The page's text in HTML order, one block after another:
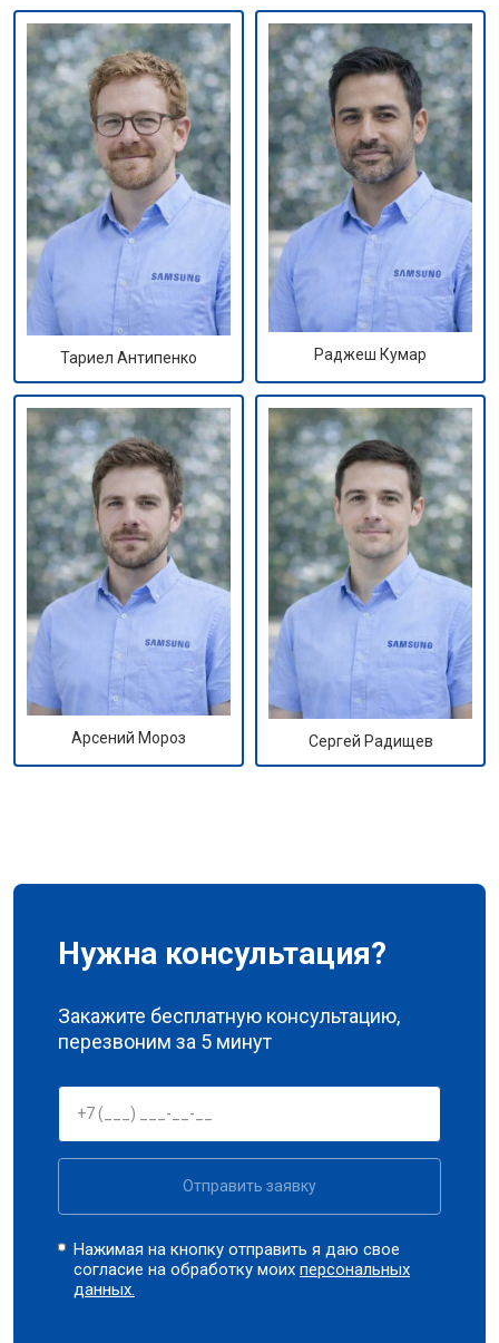
Тариел Антипенко Раджеш Кумар
Арсений Мороз Сергей Радищев
Нужна консультация?
Закажите бесплатную консультацию,
перезвоним за 5 минут
Отправить заявку
Нажимая на кнопку отправить я даю свое
согласие на обработку моихперсональных
данных.